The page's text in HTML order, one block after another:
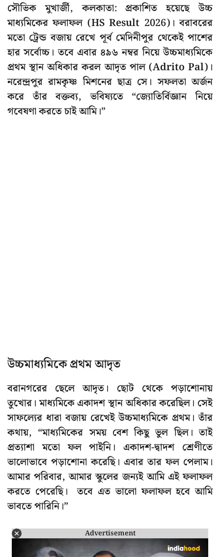
সৌভিক মুখার্জী, কলকাতা: প্রকাশিত হয়েছে উচ্চ
মাধ্যমিকের ফলাফল (HS Result 2026)। বরাবরের
মতো ট্রেন্ড বজায় রেখে পূর্ব মেদিনীপুর থেকেই পাশের
হার সর্বোচ্চ। তবে এবার ৪৯৬ নম্বর নিয়ে উচ্চমাধ্যমিকে
প্রথম স্থান অধিকার করল আদৃত পাল (Adrito Pal)।
নরেন্দ্রপুর রামকৃষ্ণ মিশনের ছাত্র সে। সফলতা অর্জন
করে তাঁর বক্তব্য, ভবিষ্যতে “জ্যোতির্বিজ্ঞান নিয়ে
গবেষণা করতে চাই আমি।”
উচ্চমাধ্যমিকে প্রথম আদৃত
বরানগরের ছেলে আদৃত। ছোট থেকে পড়াশোনায়
তুখোর। মাধ্যমিকে একাদশ স্থান অধিকার করেছিল। সেই
সাফল্যের ধারা বজায় রেখেই উচ্চমাধ্যমিকে প্রথম। তাঁর
কথায়, “মাধ্যমিকের সময় বেশ কিছু ভুল ছিল। তাই
প্রত্যাশা মতো ফল পাইনি। একাদশ-দ্বাদশ শ্রেণীতে
ভালোভাবে পড়াশোনা করেছি। এবার তার ফল পেলাম।
আমার পরিবার, আমার স্কুলের জন্যই আমি এই ফলাফল
করতে পেরেছি। তবে এত ভালো ফলাফল হবে আমি
ভাবতে পারিনি।”
Advertisement